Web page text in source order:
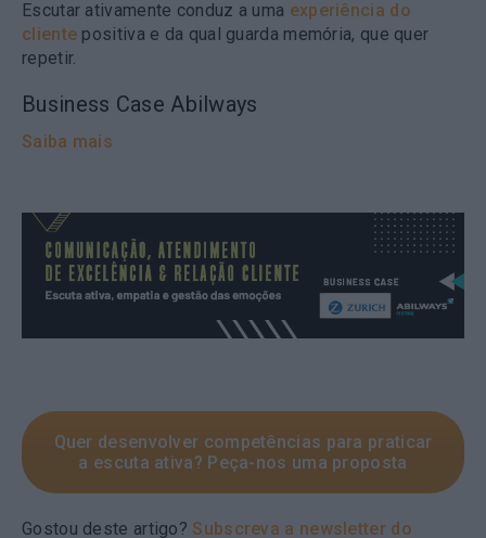
Escutar ativamente conduz a uma experiência do
cliente positiva e da qual guarda memória, que quer
repetir.
Business Case Abilways
Saiba mais
Quer desenvolver competências para praticar
a escuta ativa? Peça-nos uma proposta
Gostou deste artigo? Subscreva a newsletter do